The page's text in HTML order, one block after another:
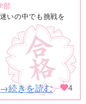
部
いの中でも挑戦を
→続きを読む 4